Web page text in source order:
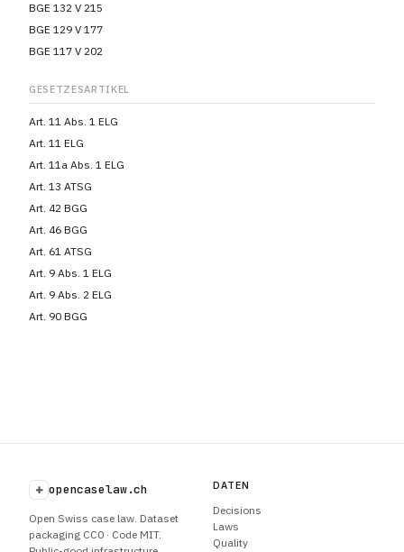
BGE 132 V 215
BGE 129 V 177
BGE 117 V 202
GESETZESARTIKEL
Art. 11 Abs. 1 ELG
Art. 11 ELG
Art. 11a Abs. 1 ELG
Art. 13 ATSG
Art. 42 BGG
Art. 46 BGG
Art. 61 ATSG
Art. 9 Abs. 1 ELG
Art. 9 Abs. 2 ELG
Art. 90 BGG
+ opencaselaw.ch
Open Swiss case law. Dataset
packaging CC0 · Code MIT.
DATEN
Decisions
Laws
Quality